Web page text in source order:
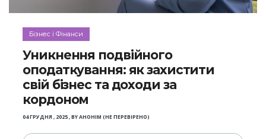
Бізнес і Фінанси
Уникнення подвійного
оподаткування: як захистити
свій бізнес та доходи за
кордоном
04 ГРУДНЯ , 2025,BYАНОНІМ (НЕ ПЕРЕВІРЕНО)